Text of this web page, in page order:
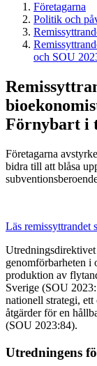
Företagarna
Politik och
och SOU
Förnybart i
Företagarna
bidra till att blåsa
Läs remissyttrandet
Utredningsdirektivet
genomförbarheten i
produktion av
Sverige (SOU
nationell strategi,
åtgärder för en
(SOU 2023:84).
Utredningens